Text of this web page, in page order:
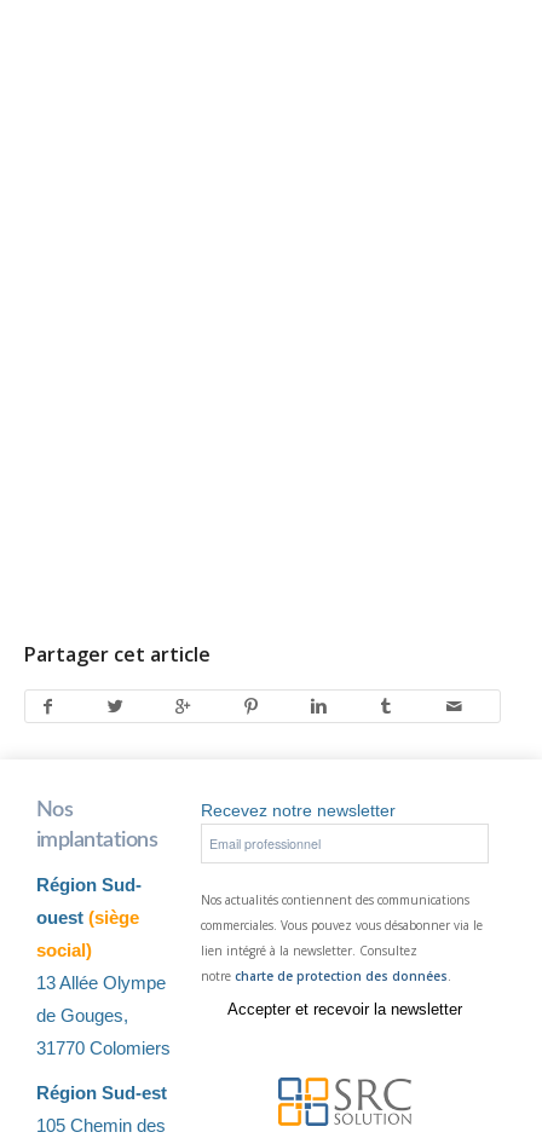
Partager cet article
Nos
implantations
Région Sud-
ouest (siège
social)
13 Allée Olympe
de Gouges,
31770 Colomiers
Région Sud-est
105 Chemin des
Recevez notre newsletter
Nos actualités contiennent des communications
commerciales. Vous pouvez vous désabonner via le
lien intégré à la newsletter. Consultez
notre charte de protection des données.